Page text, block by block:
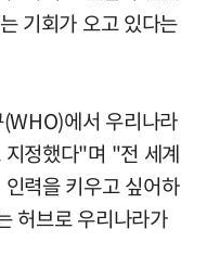
기회가 오고 있다는
에서 우리나라
정했다"며 "전 세계
력을 키우고 싶어하
허브로 우리나라가